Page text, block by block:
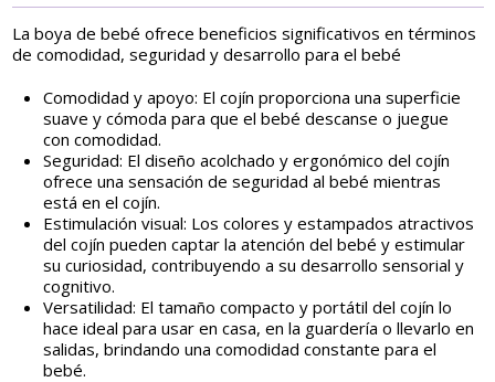
La boya de bebé ofrece beneficios significativos en términos
de comodidad, seguridad y desarrollo para el bebé
Comodidad y apoyo: El cojín proporciona una superficie
suave y cómoda para que el bebé descanse o juegue
con comodidad.
Seguridad: El diseño acolchado y ergonómico del cojín
ofrece una sensación de seguridad al bebé mientras
está en el cojín.
Estimulación visual: Los colores y estampados atractivos
del cojín pueden captar la atención del bebé y estimular
su curiosidad, contribuyendo a su desarrollo sensorial y
cognitivo.
Versatilidad: El tamaño compacto y portátil del cojín lo
hace ideal para usar en casa, en la guardería o llevarlo en
salidas, brindando una comodidad constante para el
bebé.